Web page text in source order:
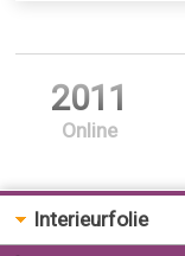
2011
Online
Interieurfolie